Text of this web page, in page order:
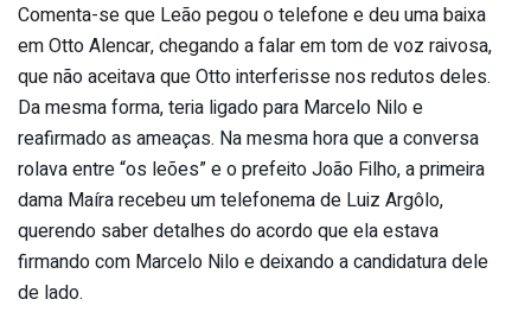
Comenta-se que Leão pegou o telefone e deu uma baixa
em Otto Alencar, chegando a falar em tom de voz raivosa,
que não aceitava que Otto interferisse nos redutos deles.
Da mesma forma, teria ligado para Marcelo Nilo e
reafirmado as ameaças. Na mesma hora que a conversa
rolava entre “os leões” e o prefeito João Filho, a primeira
dama Maíra recebeu um telefonema de Luiz Argôlo,
querendo saber detalhes do acordo que ela estava
firmando com Marcelo Nilo e deixando a candidatura dele
de lado.